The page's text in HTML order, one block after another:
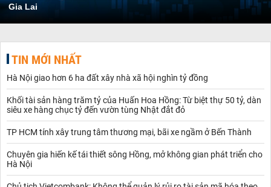
Gia Lai
TIN MỚI NHẤT
Hà Nội giao hơn 6 ha đất xây nhà xã hội nghìn tỷ đồng
Khối tài sản hàng trăm tỷ của Huấn Hoa Hồng: Từ biệt thự 50 tỷ, dàn
siêu xe hàng chục tỷ đến vườn tùng Nhật đắt đỏ
TP HCM tính xây trung tâm thương mại, bãi xe ngầm ở Bến Thành
Chuyên gia hiến kế tái thiết sông Hồng, mở không gian phát triển cho
Hà Nội